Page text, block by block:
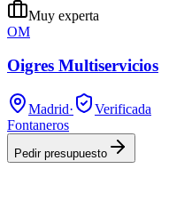
Muy experta
OM
Oigres Multiservicios
Madrid·
Verificada
Fontaneros
Pedir presupuesto